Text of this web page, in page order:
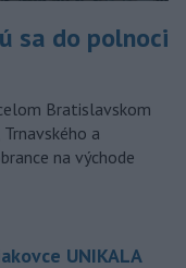
sa do polnoci
Bratislavskom
a
na východe
UNIKALA